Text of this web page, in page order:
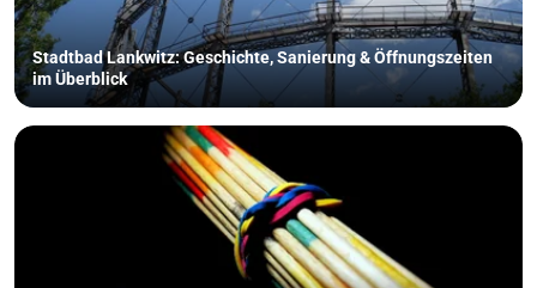
Stadtbad Lankwitz: Geschichte, Sanierung & Öffnungszeiten
im Überblick